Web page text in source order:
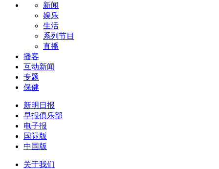
新闻
娱乐
生活
系列节目
直播
播客
互动新闻
专题
保健
新明日报
早报俱乐部
电子报
国际版
中国版
关于我们